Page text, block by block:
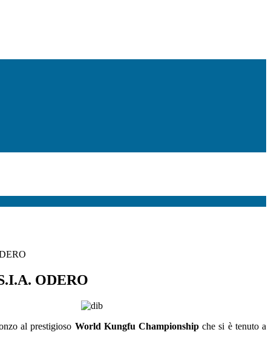
ODERO
al prestigioso World Kungfu Championship che si è tenuto a